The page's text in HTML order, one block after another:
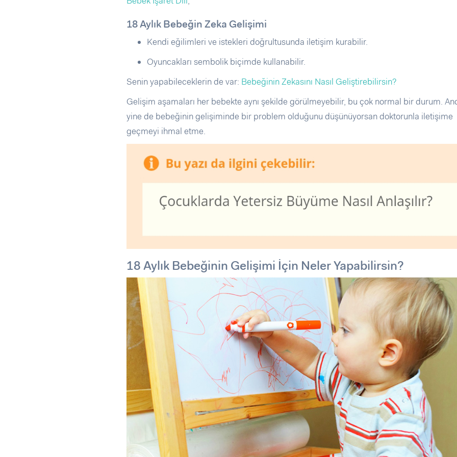
18 Aylık Bebeğin Zeka Gelişimi
Kendi eğilimleri ve istekleri doğrultusunda iletişim kurabilir.
Oyuncakları sembolik biçimde kullanabilir.
Senin yapabileceklerin de var: Bebeğinin Zekasını Nasıl Geliştirebilirsin?
Gelişim aşamaları her bebekte aynı şekilde görülmeyebilir, bu çok normal bir durum.
yine de bebeğinin gelişiminde bir problem olduğunu düşünüyorsan doktorunla iletişime
geçmeyi ihmal etme.
18 Aylık Bebeğinin Gelişimi İçin Neler Yapabilirsin?